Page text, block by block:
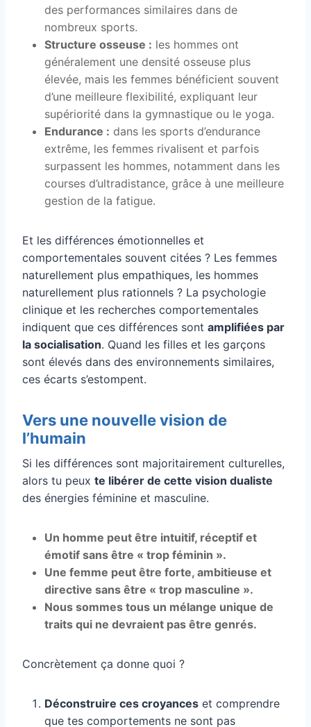
des performances similaires dans de
nombreux sports.
Structure osseuse : les hommes ont
généralement une densité osseuse plus
élevée, mais les femmes bénéficient souvent
d’une meilleure flexibilité, expliquant leur
supériorité dans la gymnastique ou le yoga.
Endurance : dans les sports d’endurance
extrême, les femmes rivalisent et parfois
surpassent les hommes, notamment dans les
courses d’ultradistance, grâce à une meilleure
gestion de la fatigue.
Et les différences émotionnelles et
comportementales souvent citées ? Les femmes
naturellement plus empathiques, les hommes
naturellement plus rationnels ? La psychologie
clinique et les recherches comportementales
indiquent que ces différences sont amplifiées par
la socialisation. Quand les filles et les garçons
sont élevés dans des environnements similaires,
ces écarts s’estompent.
Vers une nouvelle vision de
l’humain
Si les différences sont majoritairement culturelles,
alors tu peux te libérer de cette vision dualiste
des énergies féminine et masculine.
Un homme peut être intuitif, réceptif et
émotif sans être « trop féminin ».
Une femme peut être forte, ambitieuse et
directive sans être « trop masculine ».
Nous sommes tous un mélange unique de
traits qui ne devraient pas être genrés.
Concrètement ça donne quoi ?
Déconstruire ces croyances et comprendre
que tes comportements ne sont pas